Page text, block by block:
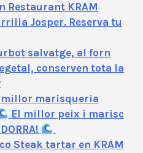
Restaurant KRAM
Josper. Reserva tu
salvatge, al forn
conserven tota la
millor marisqueria
El millor peix i marisc
Steak tartar en KRAM